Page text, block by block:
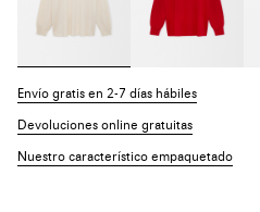
Envío gratis en 2-7 días hábiles
Devoluciones online gratuitas
Nuestro característico empaquetado